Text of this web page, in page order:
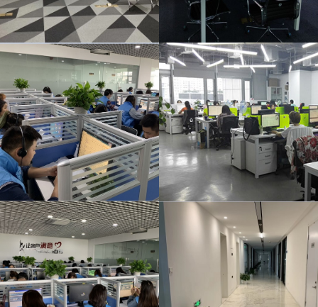
呼叫职场 公司一角